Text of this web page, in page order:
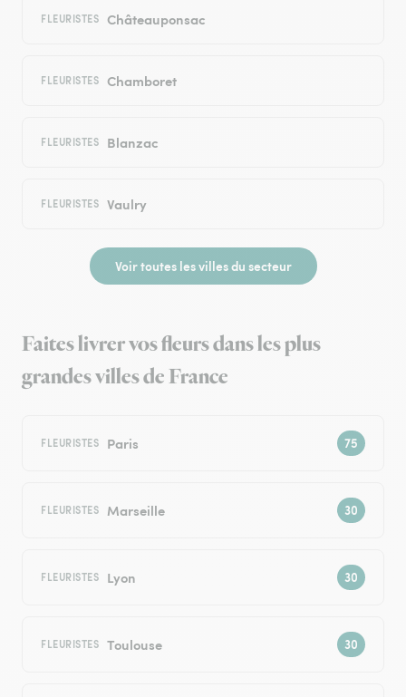
FLEURISTES Châteauponsac
FLEURISTES Chamboret
FLEURISTES Blanzac
FLEURISTES Vaulry
Voir toutes les villes du secteur
Faites livrer vos fleurs dans les plus
grandes villes de France
FLEURISTES Paris
FLEURISTES Marseille
FLEURISTES Lyon
FLEURISTES Toulouse